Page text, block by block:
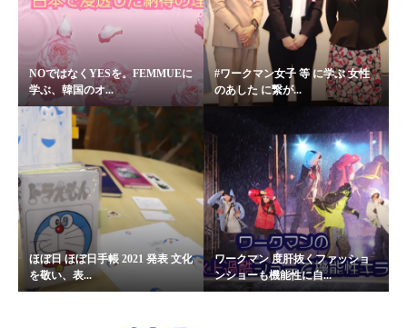
NOではなくYESを。FEMMUEに
学ぶ、韓国のオ...
#ワークマン女子 等 に学ぶ 女性
のあした に繋が...
ほぼ日 ほぼ日手帳 2021 発表 文化
を敬い、表...
ワークマン 度肝抜くファッショ
ンショーも機能性に自...